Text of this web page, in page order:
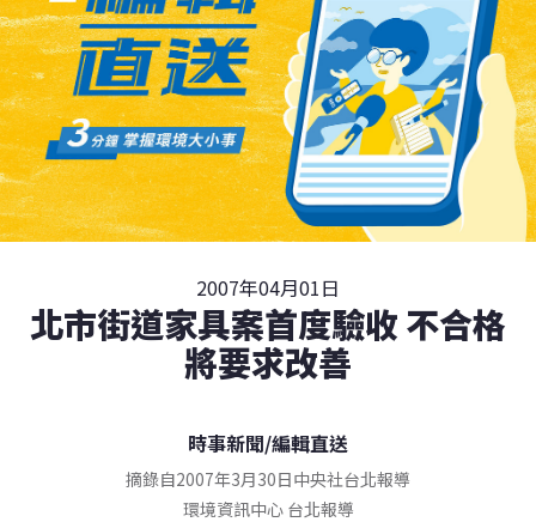
2007年04月01日
北市街道家具案首度驗收 不合格
將要求改善
時事新聞/編輯直送
摘錄自2007年3月30日中央社台北報導
環境資訊中心 台北報導